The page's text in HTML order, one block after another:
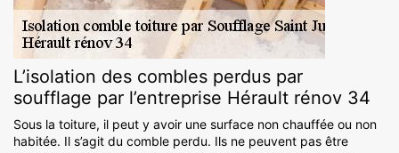
L’isolation des combles perdus par
soufflage par l’entreprise Hérault rénov 34
Sous la toiture, il peut y avoir une surface non chauffée ou non
habitée. Il s’agit du comble perdu. Ils ne peuvent pas être